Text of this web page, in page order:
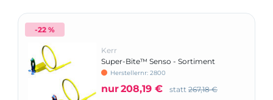
-22 %
Kerr
Super-Bite™ Senso - Sortiment
Herstellernr: 2800
nur208,19 € statt 267,18 €